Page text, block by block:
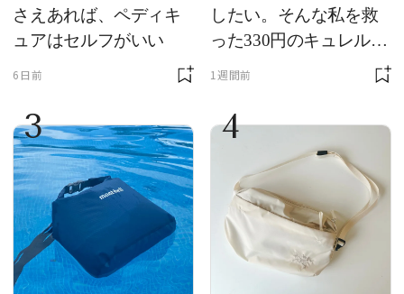
さえあれば、ペディキ
ュアはセルフがいい
6日前
したい。そんな私を救
った330円のキュレル名
1週間前
3 4